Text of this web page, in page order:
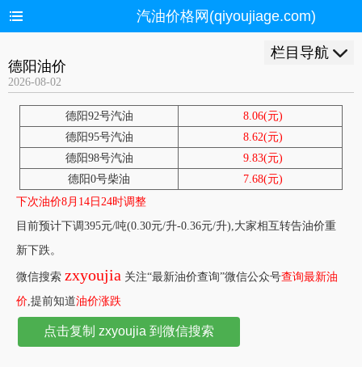
汽油价格网(qiyoujiage.com)
栏目导航
德阳油价
2026-08-02
德阳92号汽油
8.06(元)
德阳95号汽油
8.62(元)
德阳98号汽油
9.83(元)
德阳0号柴油
7.68(元)
下次油价8月14日24时调整
目前预计下调395元/吨(0.30元/升-0.36元/升),大家相互转告油价重
新下跌。
微信搜索 zxyoujia 关注“最新油价查询”微信公众号查询最新油
价,提前知道油价涨跌
点击复制 zxyoujia 到微信搜索